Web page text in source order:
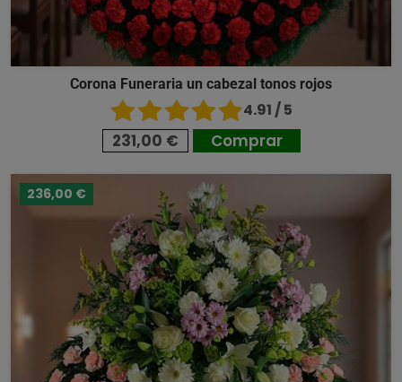
Corona Funeraria un cabezal tonos rojos
4.91 / 5
231,00 € Comprar
236,00 €